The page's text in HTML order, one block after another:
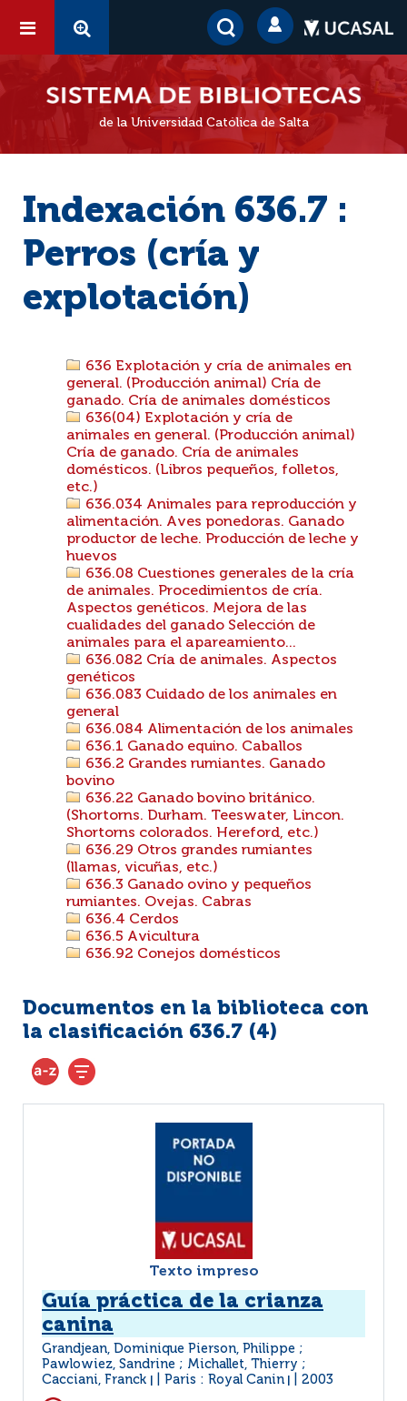
de la Universidad Católica de Salta
Indexación 636.7 :
Perros (cría y
explotación)
636 Explotación y cría de animales en
general. (Producción animal) Cría de
ganado. Cría de animales domésticos
636(04) Explotación y cría de
animales en general. (Producción animal)
Cría de ganado. Cría de animales
domésticos. (Libros pequeños, folletos,
etc.)
636.034 Animales para reproducción y
alimentación. Aves ponedoras. Ganado
productor de leche. Producción de leche y
huevos
636.08 Cuestiones generales de la cría
de animales. Procedimientos de cría.
Aspectos genéticos. Mejora de las
cualidades del ganado Selección de
animales para el apareamiento...
636.082 Cría de animales. Aspectos
genéticos
636.083 Cuidado de los animales en
general
636.084 Alimentación de los animales
636.1 Ganado equino. Caballos
636.2 Grandes rumiantes. Ganado
bovino
636.22 Ganado bovino británico.
(Shortorns. Durham. Teeswater, Lincon.
Shortorns colorados. Hereford, etc.)
636.29 Otros grandes rumiantes
(llamas, vicuñas, etc.)
636.3 Ganado ovino y pequeños
rumiantes. Ovejas. Cabras
636.4 Cerdos
636.5 Avicultura
636.92 Conejos domésticos
Documentos en la biblioteca con
la clasificación 636.7 (4)
Texto impreso
Guía práctica de la crianza
canina
Grandjean, Dominique Pierson, Philippe ;
Pawlowiez, Sandrine ; Michallet, Thierry ;
Cacciani, Franck
Paris : Royal Canin 2003